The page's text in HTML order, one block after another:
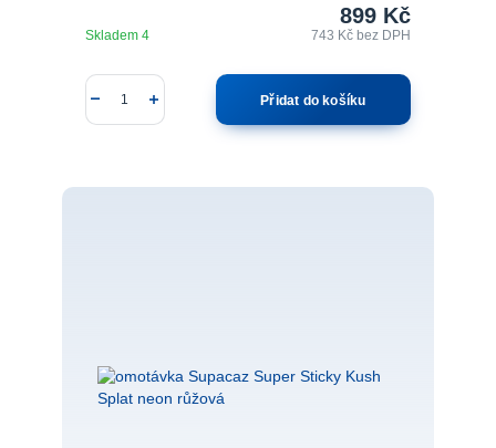
899 Kč
743 Kčbez DPH
Skladem 4
Přidat do košíku